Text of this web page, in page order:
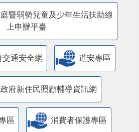
暨弱勢兒童及少年生活扶助線
上申辦平臺
通安全網 道安專區
府新住民照顧輔導資訊網
區 消費者保護專區